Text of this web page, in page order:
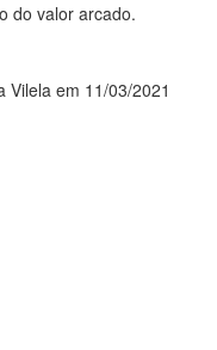
do valor arcado.
Vilela em 11/03/2021